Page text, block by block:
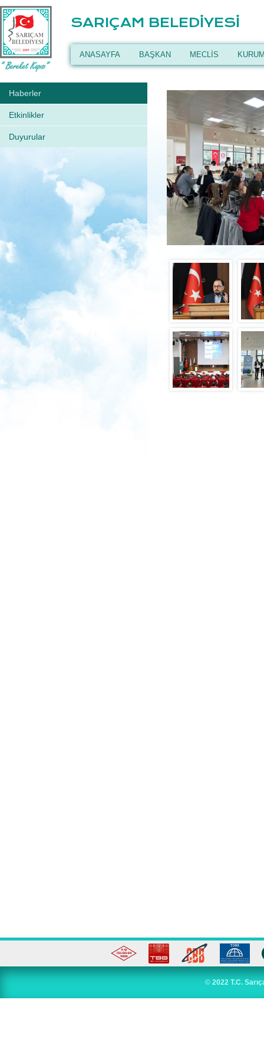
SARIÇAM BELEDİYESİ
ANASAYFA BAŞKAN MECLİS
Haberler
Etkinlikler
Duyurular
©2022 T.C.